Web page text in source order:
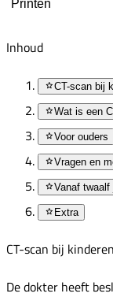
Printen
Inhoud
CT-scan bij
Wat is een
Voor ouders
Vragen en
Vanaf twaalf
Extra
CT-scan bij kinderen
De dokter heeft